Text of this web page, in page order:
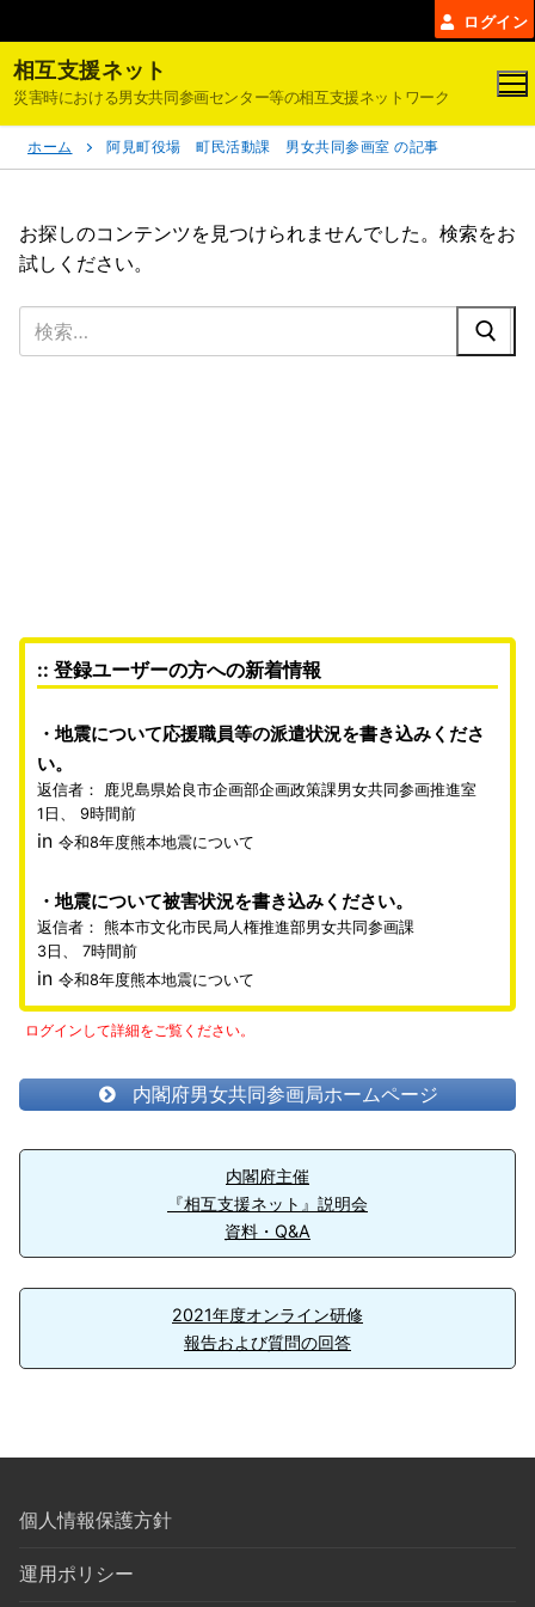
ン
テ
ン
ツ
へ
ログイン
相互支援ネット
災害時における男女共同参画センター等の相互支援ネットワーク
ホーム 阿見町役場 町民活動課 男女共同参画室 の記事
お探しのコンテンツを見つけられませんでした。検索をお
試しください。
索:
:: 登録ユーザーの方への新着情報
地震について応援職員等の派遣状況を書き込みくださ
い。
返信者：
鹿児島県姶良市企画部企画政策課男女共同参画推進室
1日、 9時間前
in 令和8年度熊本地震について
地震について被害状況を書き込みください。
返信者： 熊本市文化市民局人権推進部男女共同参画課
3日、 7時間前
in 令和8年度熊本地震について
ログインして詳細をご覧ください。
内閣府男女共同参画局ホームページ
内閣府主催
『相互支援ネット』説明会
資料・Q&A
2021年度オンライン研修
報告および質問の回答
個人情報保護方針
運用ポリシー